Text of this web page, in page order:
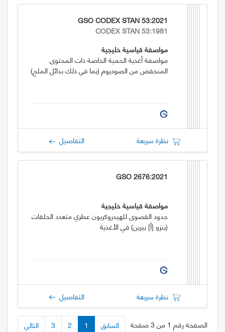
GSO CODEX STAN 53:2021
CODEX STAN 53:1981
مواصفة قياسية خليجية
مواصفة أغذية الحمية الخاصة ذات المحتوى
المنخفض من الصوديوم (بما في ذلك بدائل الملح)
نظرة سريعة التفاصيل
GSO 2676:2021
مواصفة قياسية خليجية
حدود القصوى للهيدروكربون عطري متعدد الحلقات
(بنزو [أ] بيرين) في الأغذية
نظرة سريعة التفاصيل
الصفحة رقم 1 من 3 صفحة السابق 1
2
3 التالي